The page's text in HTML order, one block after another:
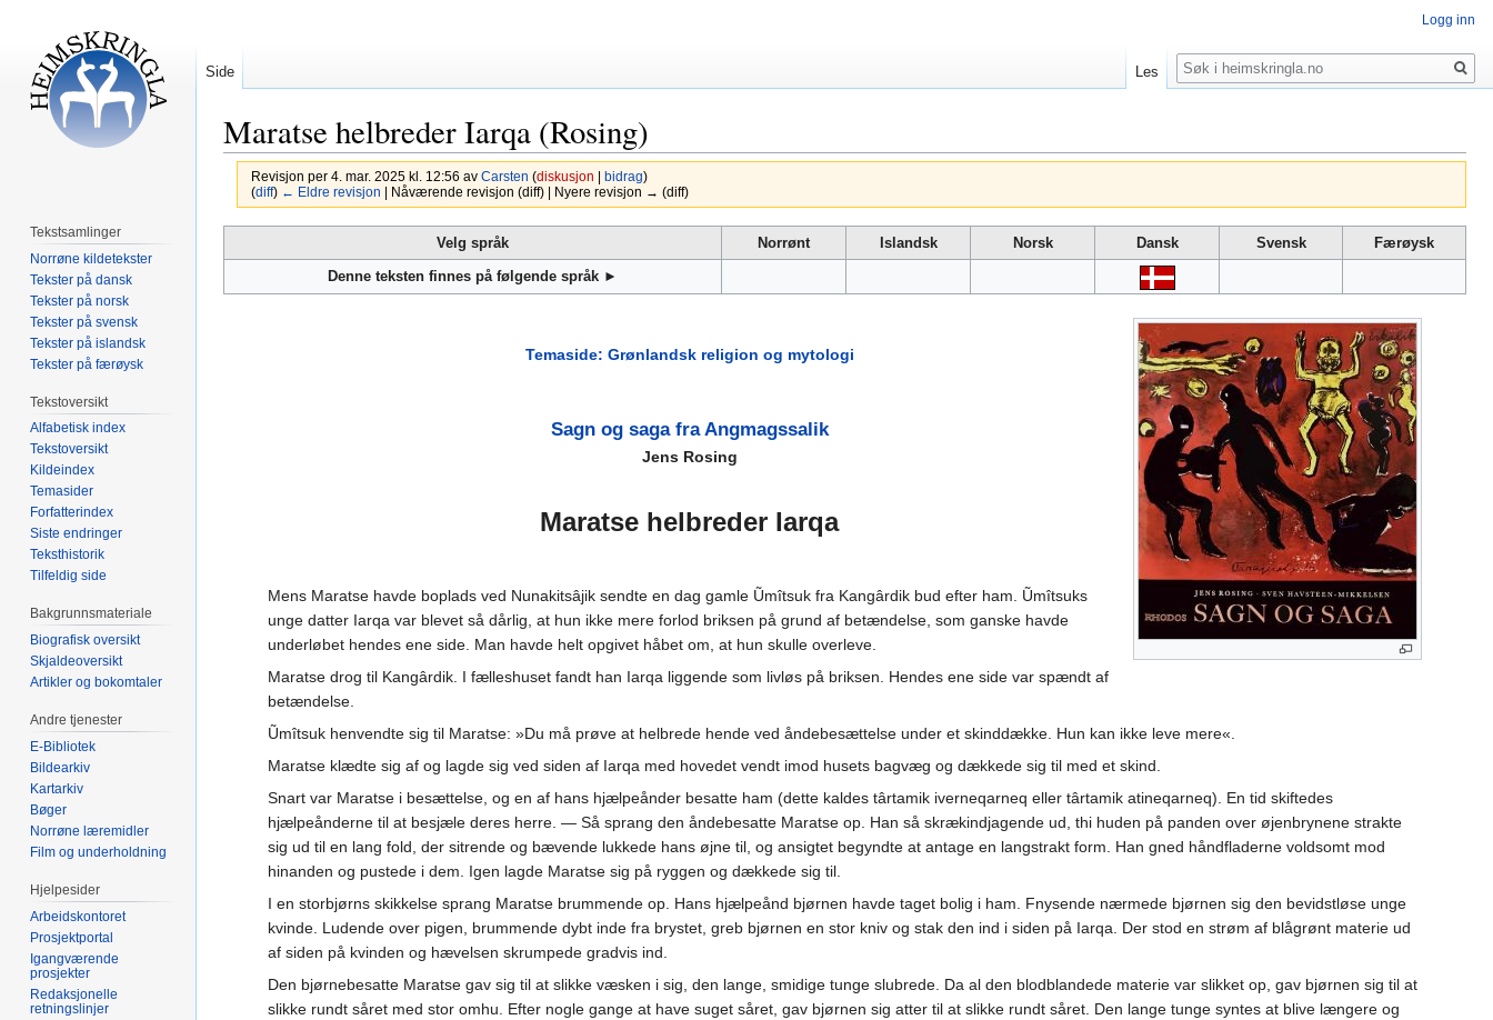
Maratse helbreder Iarqa (Rosing)
Revisjon per 4. mar. 2025 kl. 12:56 av Carsten (diskusjon bidrag)
(diff) ← Eldre revisjon | Nåværende revisjon (diff) | Nyere revisjon → (diff)
til
til
Velg språk Norrønt Islandsk Norsk Dansk Svensk
Færøysk
Denne teksten finnes på følgende språk ►
Temaside: Grønlandsk religion og mytologi
Sagn og saga fra Angmagssalik
Jens Rosing
Maratse helbreder Iarqa
Mens Maratse havde boplads ved Nunakitsâjik sendte en dag gamle Ũmîtsuk fra Kangârdik bud efter ham. Ũmîtsuks
unge datter Iarqa var blevet så dårlig, at hun ikke mere forlod briksen på grund af betændelse, som ganske havde
underløbet hendes ene side. Man havde helt opgivet håbet om, at hun skulle overleve.
Maratse drog til Kangârdik. I fælleshuset fandt han Iarqa liggende som livløs på briksen. Hendes ene side var spændt af
betændelse.
Ũmîtsuk henvendte sig til Maratse: »Du må prøve at helbrede hende ved åndebesættelse under et skinddække. Hun kan ikke leve mere«.
Maratse klædte sig af og lagde sig ved siden af Iarqa med hovedet vendt imod husets bagvæg og dækkede sig til med et skind.
Snart var Maratse i besættelse, og en af hans hjælpeånder besatte ham (dette kaldes târtamik iverneqarneq eller târtamik atineqarneq). En tid skiftedes
hjælpeånderne til at besjæle deres herre. — Så sprang den åndebesatte Maratse op. Han så skrækindjagende ud, thi huden på panden over øjenbrynene strakte
sig ud til en lang fold, der sitrende og bævende lukkede hans øjne til, og ansigtet begyndte at antage en langstrakt form. Han gned håndfladerne voldsomt mod
hinanden og pustede i dem. Igen lagde Maratse sig på ryggen og dækkede sig til.
I en storbjørns skikkelse sprang Maratse brummende op. Hans hjælpeånd bjørnen havde taget bolig i ham. Fnysende nærmede bjørnen sig den bevidstløse unge
kvinde. Ludende over pigen, brummende dybt inde fra brystet, greb bjørnen en stor kniv og stak den ind i siden på Iarqa. Der stod en strøm af blågrønt materie ud
af siden på kvinden og hævelsen skrumpede gradvis ind.
Den bjørnebesatte Maratse gav sig til at slikke væsken i sig, den lange, smidige tunge slubrede. Da al den blodblandede materie var slikket op, gav bjørnen sig til at
slikke rundt såret med stor omhu. Efter nogle gange at have suget såret, gav bjørnen sig atter til at slikke rundt såret. Den lange tunge syntes at blive længere og
Logg inn
Side Les
Søk
Tekstsamlinger
Norrøne kildetekster
Tekster på dansk
Tekster på norsk
Tekster på svensk
Tekster på islandsk
Tekster på færøysk
Tekstoversikt
Alfabetisk index
Tekstoversikt
Kildeindex
Temasider
Forfatterindex
Siste endringer
Teksthistorik
Tilfeldig side
Bakgrunnsmateriale
Biografisk oversikt
Skjaldeoversikt
Artikler og bokomtaler
Andre tjenester
E-Bibliotek
Bildearkiv
Kartarkiv
Bøger
Norrøne læremidler
Film og underholdning
Hjelpesider
Arbeidskontoret
Prosjektportal
Igangværende
prosjekter
Redaksjonelle
retningslinjer